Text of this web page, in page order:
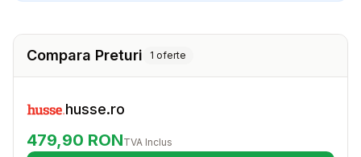
Compara Preturi 1 oferte
husse.ro
479,90 RONTVA Inclus